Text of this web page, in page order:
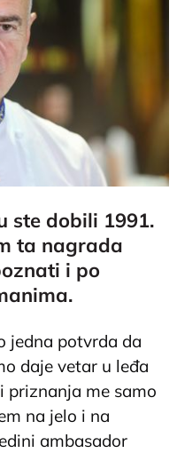
ste dobili 1991.
ta nagrada
i po
jedna potvrda da
daje vetar u leđa
priznanja me samo
na jelo i na
ambasador